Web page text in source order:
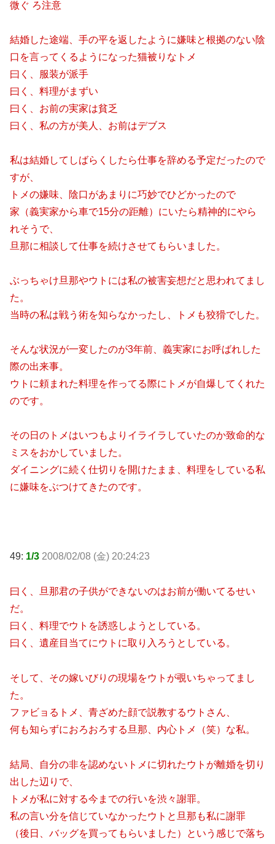
微ぐ ろ注意
結婚した途端、手の平を返したように嫌味と根拠のない陰
口を言ってくるようになった猫被りなトメ
曰く、服装が派手
曰く、料理がまずい
曰く、お前の実家は貧乏
曰く、私の方が美人、お前はデブス
私は結婚してしばらくしたら仕事を辞める予定だったので
すが、
トメの嫌味、陰口があまりに巧妙でひどかったので
家（義実家から車で15分の距離）にいたら精神的にやら
れそうで、
旦那に相談して仕事を続けさせてもらいました。
ぶっちゃけ旦那やウトには私の被害妄想だと思われてまし
た。
当時の私は戦う術を知らなかったし、トメも狡猾でした。
そんな状況が一変したのが3年前、義実家にお呼ばれした
際の出来事。
ウトに頼まれた料理を作ってる際にトメが自爆してくれた
のです。
その日のトメはいつもよりイライラしていたのか致命的な
ミスをおかしていました。
ダイニングに続く仕切りを開けたまま、料理をしている私
に嫌味をぶつけてきたのです。
49: 1/3 2008/02/08 (金) 20:24:23
曰く、旦那君の子供ができないのはお前が働いてるせい
だ。
曰く、料理でウトを誘惑しようとしている。
曰く、遺産目当てにウトに取り入ろうとしている。
そして、その嫁いびりの現場をウトが覗いちゃってまし
た。
ファビョるトメ、青ざめた顔で説教するウトさん、
何も知らずにおろおろする旦那、内心トメ（笑）な私。
結局、自分の非を認めないトメに切れたウトが離婚を切り
出した辺りで、
トメが私に対する今までの行いを渋々謝罪。
私の言い分を信じていなかったウトと旦那も私に謝罪
（後日、バッグを買ってもらいました）という感じで落ち